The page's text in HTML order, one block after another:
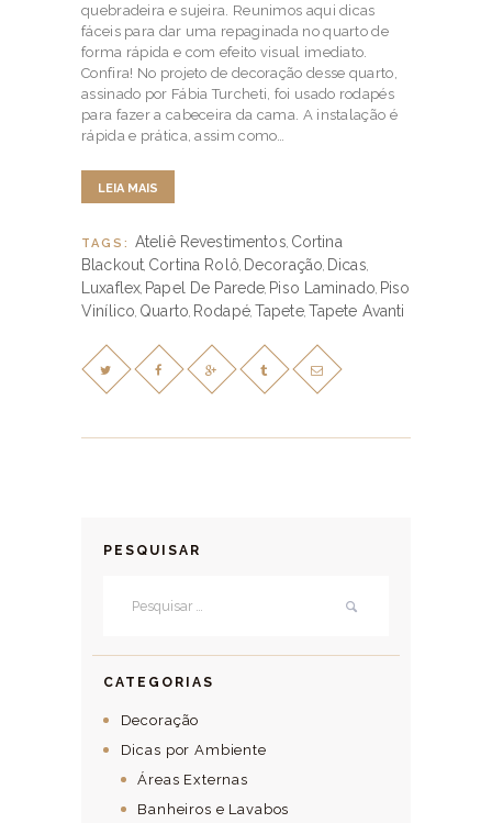
quebradeira e sujeira. Reunimos aqui dicas
fáceis para dar uma repaginada no quarto de
forma rápida e com efeito visual imediato.
Confira! No projeto de decoração desse quarto,
assinado por Fábia Turcheti, foi usado rodapés
para fazer a cabeceira da cama. A instalação é
rápida e prática, assim como…
LEIA MAIS
TAGS: Ateliê Revestimentos Cortina
Blackout Cortina Rolô Decoração Dicas
Luxaflex Papel De Parede Piso Laminado Piso
Vinílico Quarto Rodapé, Tapete, Tapete Avanti
PESQUISAR
CATEGORIAS
Decoração
Dicas por Ambiente
Áreas Externas
Banheiros e Lavabos